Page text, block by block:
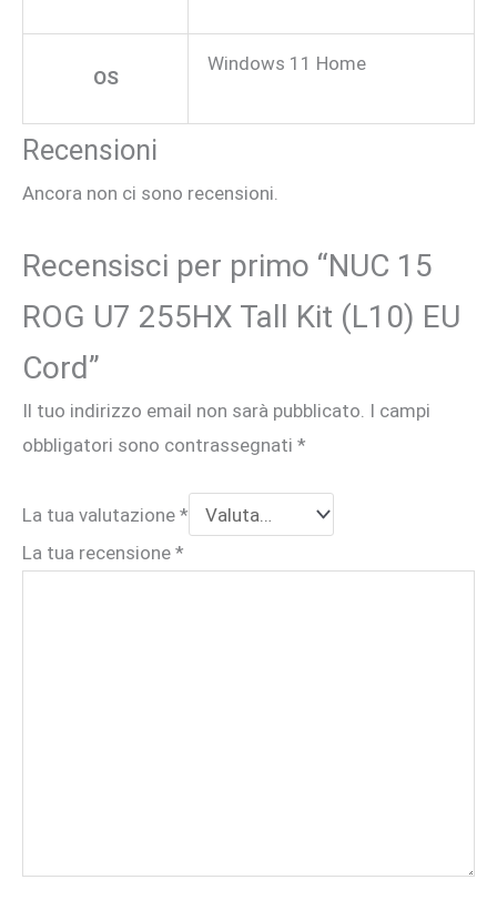
OS
Windows 11 Home
Recensioni
Ancora non ci sono recensioni.
Recensisci per primo “NUC 15
ROG U7 255HX Tall Kit (L10) EU
Cord”
Il tuo indirizzo email non sarà pubblicato. I campi
obbligatori sono contrassegnati *
La tua valutazione *
La tua recensione *